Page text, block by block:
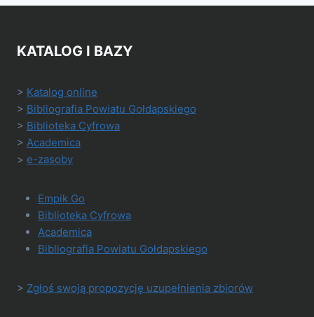
KATALOG I BAZY
> Katalog online
> Bibliografia Powiatu Gołdapskiego
> Biblioteka Cyfrowa
> Academica
> e-zasoby
Empik Go
Biblioteka Cyfrowa
Academica
Bibliografia Powiatu Gołdapskiego
> Zgłoś swoją propozycję uzupełnienia zbiorów